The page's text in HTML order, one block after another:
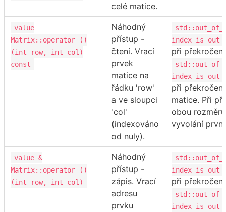
celé matice.
value
Matrix::operator ()
(int row, int col)
const
Náhodný
přístup -
čtení. Vrací
prvek
matice na
řádku 'row'
a ve sloupci
'col'
(indexováno
od nuly).
index is out
při
index is out
při
matice. Při
obou
vyvolání
value &
Matrix::operator ()
(int row, int col)
Náhodný
přístup -
zápis. Vrací
adresu
prvku
index is out
při
index is out